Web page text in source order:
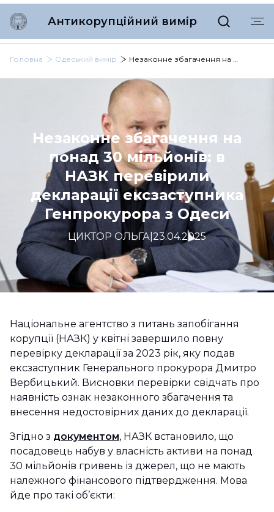
Антикорупційний вимір
Головна Одеський вимір Незаконне збагачення на понад 30 мільйонів: в НАЗК перевірили декларації ексзаступника Генпрокурора з Одеси
Незаконне збагачення на
понад 30 мільйонів: в
НАЗК перевірили
декларації ексзаступника
Генпрокурора з Одеси
ЦИКТОР ОЛЬГА 23.04.2025
Національне агентство з питань запобігання
корупції (НАЗК) у квітні завершило повну
перевірку декларації за 2023 рік, яку подав
ексзаступник Генерального прокурора Дмитро
Вербицький. Висновки перевірки свідчать про
наявність ознак незаконного збагачення та
внесення недостовірних даних до декларації.
Згідно з документом, НАЗК встановило, що
посадовець набув у власність активи на понад
30 мільйонів гривень із джерел, що не мають
належного фінансового підтвердження. Мова
йде про такі об’єкти: